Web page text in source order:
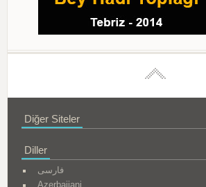
Diğer Siteler
Diller
فارسی
Azerbaijani